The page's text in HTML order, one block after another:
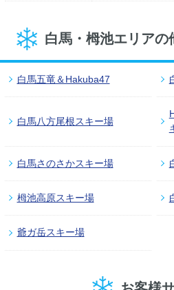
白馬・栂池エリア
白馬五竜＆Hakuba47
白馬八方尾根スキー場
白馬さのさかスキー場
栂池高原スキー場
爺ガ岳スキー場